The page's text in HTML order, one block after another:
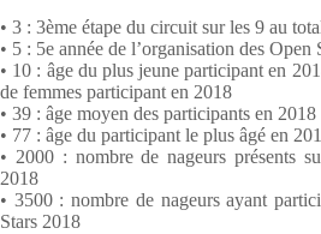
• 3 : 3ème étape du circuit sur les 9 au
• 5 : 5e année de l’organisation des Open
• 10 : âge du plus jeune participant en
de femmes participant en 2018
• 39 : âge moyen des participants en 2018
• 77 : âge du participant le plus âgé en
• 2000 : nombre de nageurs présents
2018
• 3500 : nombre de nageurs ayant
Stars 2018